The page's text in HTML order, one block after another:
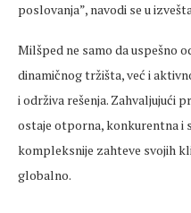
poslovanja”, navodi se u
Milšped ne samo da uspešno
dinamičnog tržišta, već i
i održiva rešenja. Zahvaljujući
ostaje otporna, konkurentna i
kompleksnije zahteve svojih
globalno.